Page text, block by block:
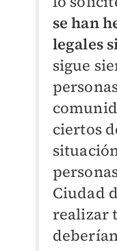
se han
legales
sigue
ciertos
Ciudad
realizar